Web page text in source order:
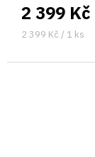
2 399 Kč
Měrná
2 399 Kč / 1 ks